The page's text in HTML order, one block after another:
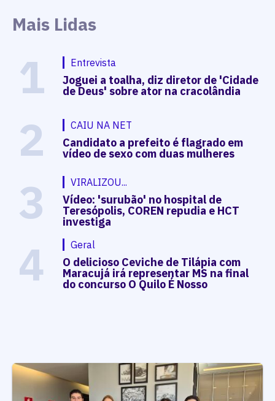
Mais Lidas
1 Entrevista
Joguei a toalha, diz diretor de 'Cidade
de Deus' sobre ator na cracolândia
2 CAIU NA NET
Candidato a prefeito é flagrado em
vídeo de sexo com duas mulheres
3 VIRALIZOU...
Vídeo: 'surubão' no hospital de
Teresópolis, COREN repudia e HCT
investiga
4 Geral
O delicioso Ceviche de Tilápia com
Maracujá irá representar MS na final
do concurso O Quilo É Nosso